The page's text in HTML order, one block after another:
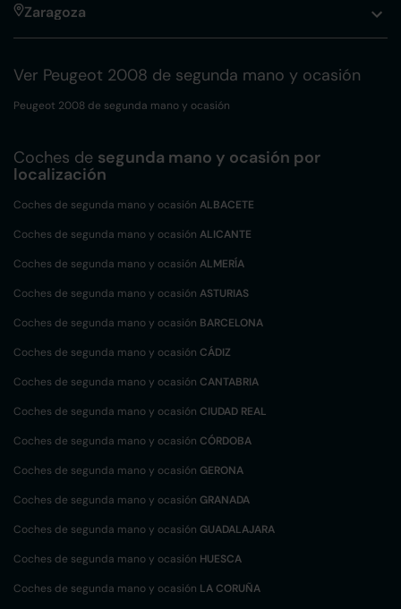
Zaragoza
Ver Peugeot 2008 de segunda mano y ocasión
Peugeot 2008 de segunda mano y ocasión
Coches de segunda mano y ocasión por
localización
Coches de segunda mano y ocasión ALBACETE
Coches de segunda mano y ocasión ALICANTE
Coches de segunda mano y ocasión ALMERÍA
Coches de segunda mano y ocasión ASTURIAS
Coches de segunda mano y ocasión BARCELONA
Coches de segunda mano y ocasión CÁDIZ
Coches de segunda mano y ocasión CANTABRIA
Coches de segunda mano y ocasión CIUDAD REAL
Coches de segunda mano y ocasión CÓRDOBA
Coches de segunda mano y ocasión GERONA
Coches de segunda mano y ocasión GRANADA
Coches de segunda mano y ocasión GUADALAJARA
Coches de segunda mano y ocasión HUESCA
Coches de segunda mano y ocasión LA CORUÑA